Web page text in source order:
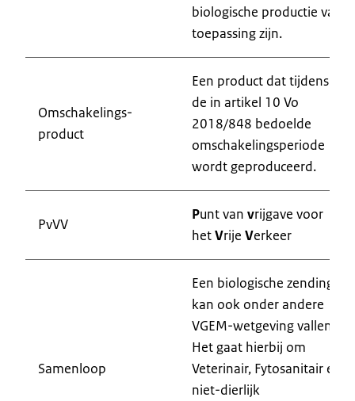
biologische productie van
toepassing zijn.
Omschakelings-
product
Een product dat tijdens
de in artikel 10 Vo
2018/848 bedoelde
omschakelingsperiode
wordt geproduceerd.
PvVV
Punt van vrijgave voor
hetVrije Verkeer
Samenloop
Een biologische zending
kan ook onder andere
VGEM-wetgeving vallen.
Het gaat hierbij om
Veterinair, Fytosanitair en
niet-dierlijk